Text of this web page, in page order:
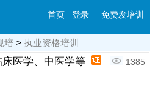
首页 登录 免费发培训
培 > 执业资格培训
床医学、中医学等 1385